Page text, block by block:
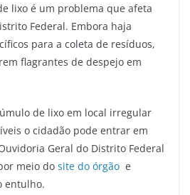
lixo é um problema que afeta
Federal. Embora haja
para a coleta de resíduos,
flagrantes de despejo em
de lixo em local irregular
o cidadão pode entrar em
Geral do Distrito Federal
meio do site do órgão e
entulho.